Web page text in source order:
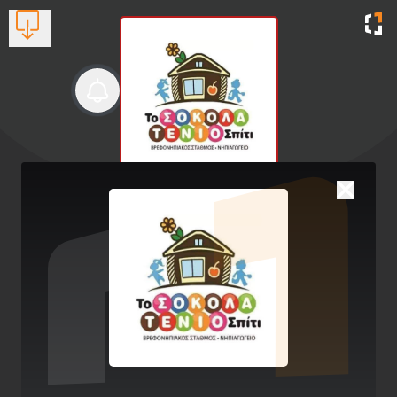
Το Σοκολατένιο Σπίτι
Ιδιωτικός Βρεφικός-Παιδικός Σταθμός και
Νηπιαγωγείο
Βλέπουν τώρα:
2744 026813